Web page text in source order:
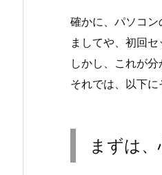
確かに、パソコン
ましてや、初回
しかし、これが
それでは、以下に
まずは